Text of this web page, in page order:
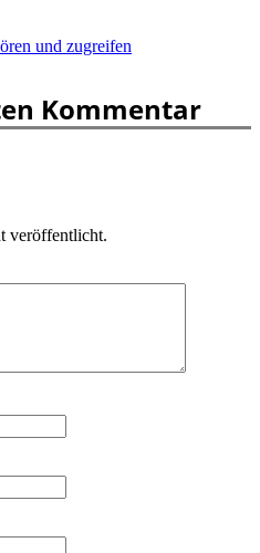
und zugreifen
Kommentar
veröffentlicht.